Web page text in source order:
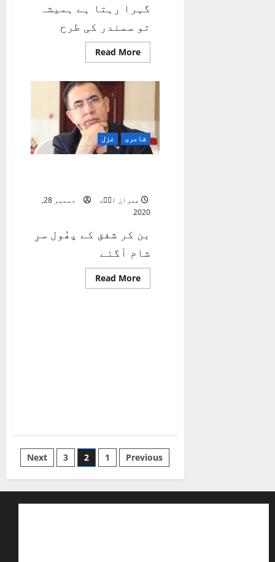
گہرا رہتا ہے ہمیشہ
تو سمندر کی طرح
Read More
more
رہتا
ہے
ہمیشہ
تو
سمندر
کی
طرح شاعری غزل
عمران اسؔد
دسمبر 28,
2020
بن کر شفق کے پھُول سرِ
شام آگئے
Read More
more
Posts
pagination
Previous
1
2
3
Next